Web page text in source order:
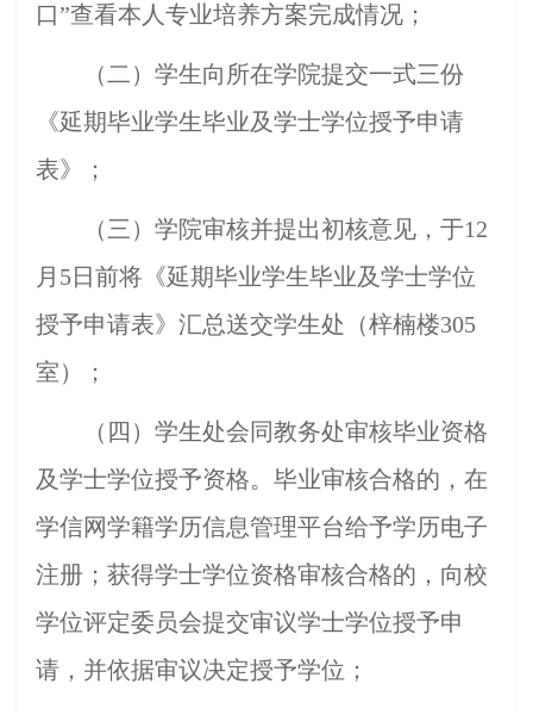
口”查看本人专业培养方案完成情况；
（二）学生向所在学院提交一式三份
《延期毕业学生毕业及学士学位授予申请
表》；
（三）学院审核并提出初核意见， 于1 2
月5日前将《延期毕业学生毕业及学士学位
授予申请表》汇总送交学生处（梓楠楼305
室）；
（四）学生处会同教务处审核毕业资格
及学士学位授予资格。毕业审核合格的，在
学信网学籍学历信息管理平台给予学历电子
注册；获得学士学位资格审核合格的，向校
学位评定委员会提交审议学士学位授予申
请，并依据审议决定授予学位；